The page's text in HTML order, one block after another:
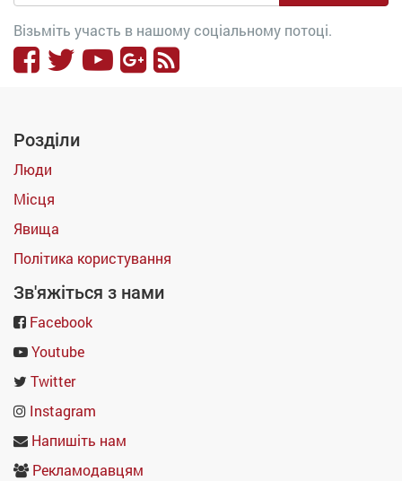
Візьміть участь в нашому соціальному потоці.
Розділи
Люди
Місця
Явища
Політика користування
Зв'яжіться з нами
Facebook
Youtube
Twitter
Instagram
Напишіть нам
Рекламодавцям